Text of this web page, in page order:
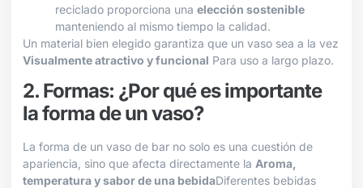
reciclado proporciona una elección sostenible
manteniendo al mismo tiempo la calidad.
Un material bien elegido garantiza que un vaso sea a la vez
Visualmente atractivo y funcional Para uso a largo plazo.
2. Formas: ¿Por qué es importante
la forma de un vaso?
La forma de un vaso de bar no solo es una cuestión de
apariencia, sino que afecta directamente la Aroma,
temperatura y sabor de una bebidaDiferentes bebidas